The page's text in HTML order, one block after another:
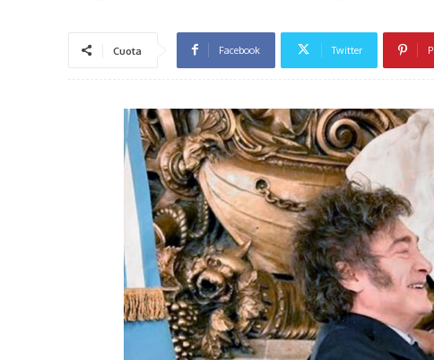
Cuota Facebook Twitter